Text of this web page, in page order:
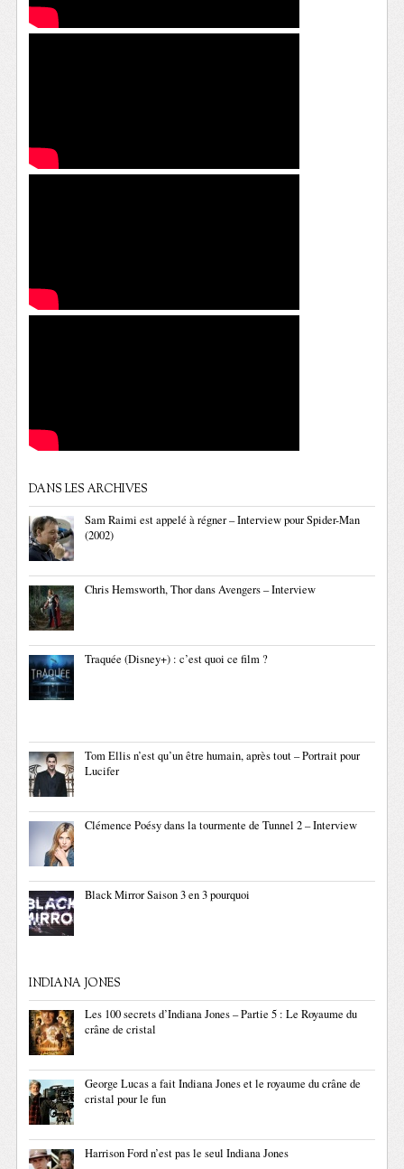
DANS LES ARCHIVES
Sam Raimi est appelé à régner – Interview pour Spider-Man
(2002)
Chris Hemsworth, Thor dans Avengers – Interview
Traquée (Disney+) : c’est quoi ce film ?
Tom Ellis n’est qu’un être humain, après tout – Portrait pour
Lucifer
Clémence Poésy dans la tourmente de Tunnel 2 – Interview
Black Mirror Saison 3 en 3 pourquoi
INDIANA JONES
Les 100 secrets d’Indiana Jones – Partie 5 : Le Royaume du
crâne de cristal
George Lucas a fait Indiana Jones et le royaume du crâne de
cristal pour le fun
Harrison Ford n’est pas le seul Indiana Jones